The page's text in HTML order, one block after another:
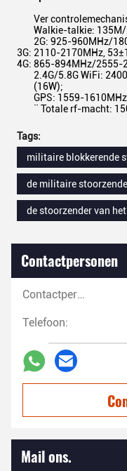
Ver
Walkie-talkie:
2G: 925-960MHz/
3G: 2110-2170MHz,
4G: 865-894MHz/2555-
2.4G/5.8G WiFi:
(16W);
GPS: 1559-
¨ Totale rf-macht:
Tags:
militaire blokkerende
de militaire
de stoorzender van
Contactpersonen
Contactpersonen:
Telefoon:
Mail ons.